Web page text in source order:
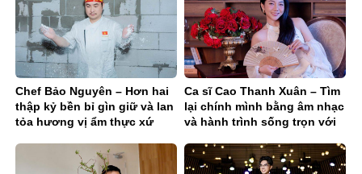
Chef Bảo Nguyên – Hơn hai
thập kỷ bền bỉ gìn giữ và lan
tỏa hương vị ẩm thực xứ
Ca sĩ Cao Thanh Xuân – Tìm
lại chính mình bằng âm nhạc
và hành trình sống trọn với